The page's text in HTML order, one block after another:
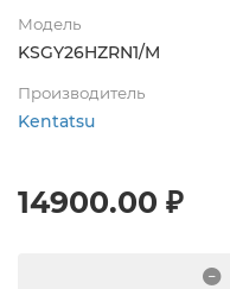
Модель
KSGY26HZRN1/M
Производитель
Kentatsu
14900.00 ₽